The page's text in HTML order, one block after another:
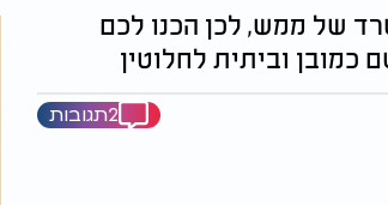
של ממש, לכן הכנו לכם
כמובן וביתית לחלוטין
2תגובות